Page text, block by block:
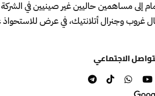
غروب وجنرال أتلانتيك، في عرض للاستحواذ
الاجتماعي